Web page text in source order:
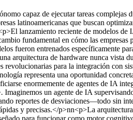
capaz de ejecutar tareas complejas
latinoamericanas que buscan
lanzamiento reciente de modelos
fundamental en cómo las empresas
fueron entrenados específicamente
arquitectura de hardware nunca vista
para la integración con
representa una oportunidad
enormemente de agentes de IA
un agente de IA
reportes de desviaciones—todo sin
y precisas.</p>nn<p>La
para funcionar como motor